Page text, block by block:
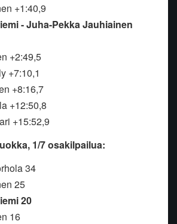
+1:40,9
- Juha-Pekka Jauhiainen
+2:49,5
+7:10,1
+8:16,7
+12:50,8
+15:52,9
1/7 osakilpailua:
34
25
20
16